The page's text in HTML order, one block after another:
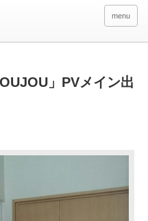
menu
」PVメイン出